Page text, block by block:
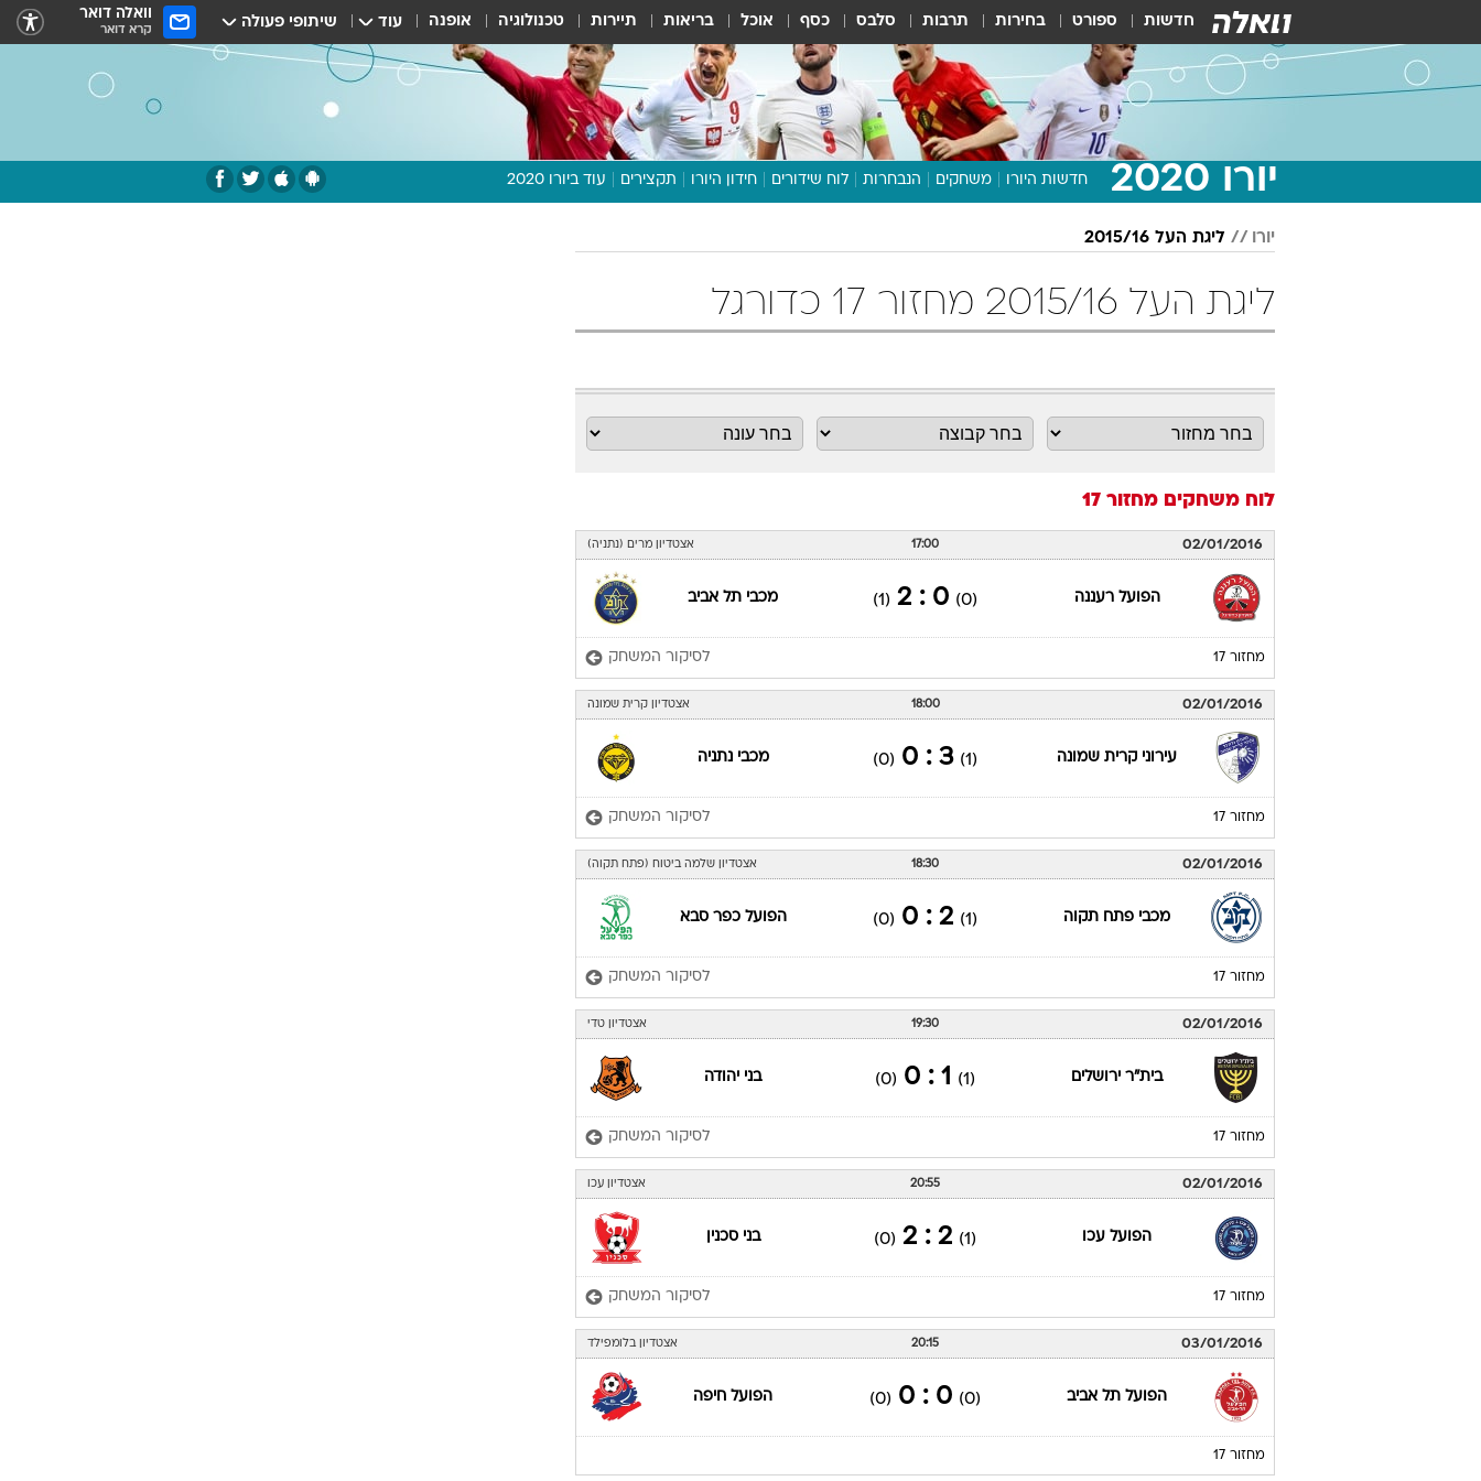
חדשות ספורט בחירות תרבות סלבס כסף אוכל בריאות תיירות טכנולוגיה אופנה עוד שיתופי פעולה וואלה דואר
קרא דואר
יורו 2020 חדשות היורו משחקים הנבחרות לוח שידורים חידון היורו תקצירים עוד ביורו 2020
תכנית היורו
יורו ליגת העל 2015/16
ליגת העל 2015/16 מחזור 17 כדורגל
לוח משחקים מחזור 17
02/01/2016
17:00 אצטדיון מרים (נתניה)
הפועל רעננה (0)
0 : 2
(1) מכבי תל אביב
מחזור 17 לסיקור המשחק
02/01/2016
18:00 אצטדיון קרית שמונה
עירוני קרית שמונה (1)
3 : 0
(0) מכבי נתניה
מחזור 17 לסיקור המשחק
02/01/2016
18:30 אצטדיון שלמה ביטוח (פתח תקוה)
מכבי פתח תקוה (1)
2 : 0
(0) הפועל כפר סבא
מחזור 17 לסיקור המשחק
02/01/2016
19:30 אצטדיון טדי
בית"ר ירושלים (1)
1 : 0
(0) בני יהודה
מחזור 17 לסיקור המשחק
02/01/2016
20:55 אצטדיון עכו
הפועל עכו (1)
2 : 2
(0) בני סכנין
מחזור 17 לסיקור המשחק
03/01/2016
20:15 אצטדיון בלומפילד
הפועל תל אביב (0)
0 : 0
(0) הפועל חיפה
מחזור 17